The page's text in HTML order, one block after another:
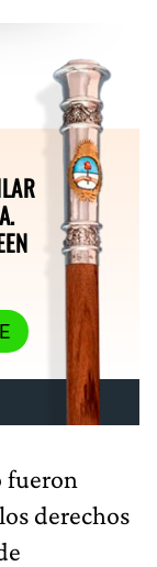
fueron
derechos